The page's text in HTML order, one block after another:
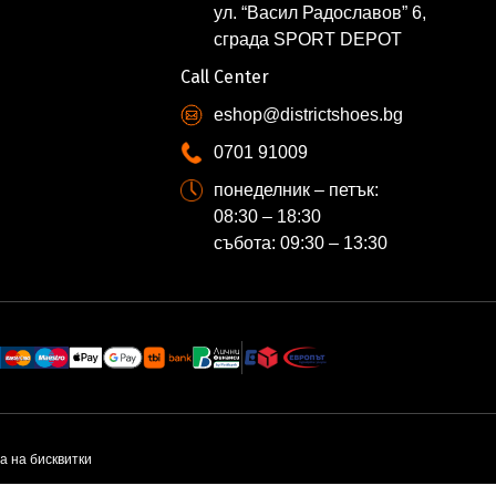
ул. “Васил Радославов” 6,
сграда SPORT DEPOT
Call Center
eshop@districtshoes.bg
0701 91009
понеделник – петък:
08:30 – 18:30
събота: 09:30 – 13:30
на бисквитки